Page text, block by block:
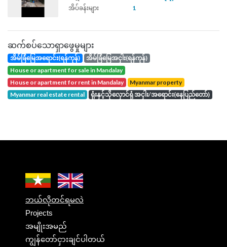
အိပ်ခန်းများ
1
ဆက်စပ်သောရှာဖွေမှုများ
အိမ်ခြံမြေအရောင်း(ရန်ကုန်)
အိမ်ခြံမြေအငှါး(ရန်ကုန်)
house or apartment for sale in Mandalay
house or apartment for rent in Mandalay
Myanmar property
Myanmar real estate rental
ရုံးနှင့်သိုလှောင်ရုံ အငှါး/အရောင်း(နေပြည်တော်)
ဘယ်လိုတင်ရမလဲ
Projects
အမျိုးအမည်
ကျွန်တော်ငှားချင်ပါတယ်